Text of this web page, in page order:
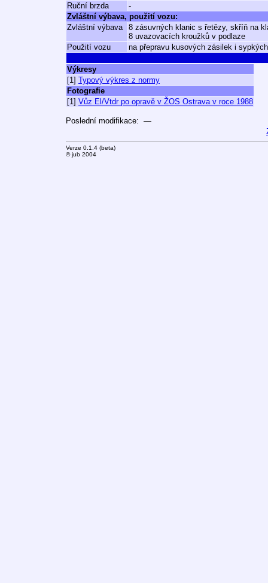
Ruční brzda
-
Zvláštní výbava, použití vozu:
Zvláštní výbava
8 zásuvných klanic s řetězy, skříň na
8 uvazovacích kroužků v podlaze
Použití vozu
na přepravu kusových zásilek i
Výkresy
[1] Typový výkres z normy
Fotografie
[1] Vůz El/Vtdr po opravě v ŽOS Ostrava v roce 1988
Poslední modifikace: —
Verze 0.1.4 (beta)
© jub 2004